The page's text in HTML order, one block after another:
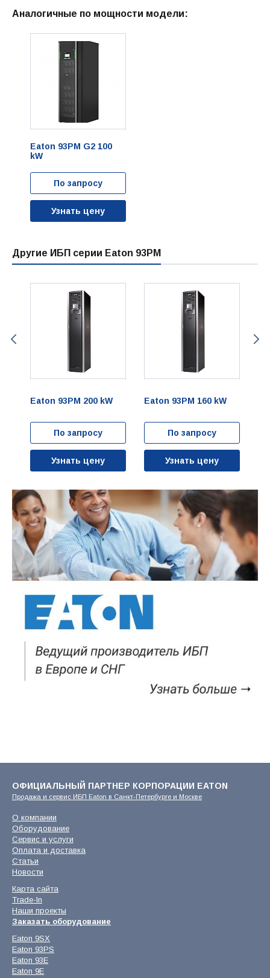
Аналогичные по мощности модели:
Eaton 93PM G2 100
kW
По запросу
Узнать цену
Другие ИБП серии Eaton 93PM
Eaton 93PM 200 kW
По запросу
Узнать цену
Eaton 93PM 160 kW
По запросу
Узнать цену
ОФИЦИАЛЬНЫЙ ПАРТНЕР КОРПОРАЦИИ EATON
Продажа и сервис ИБП Eaton в Санкт-Петербурге и Москве
О компании
Оборудование
Сервис и услуги
Оплата и доставка
Статьи
Новости
Карта сайта
Trade-In
Наши проекты
Заказать оборудование
Eaton 9SX
Eaton 93PS
Eaton 93E
Eaton 9E